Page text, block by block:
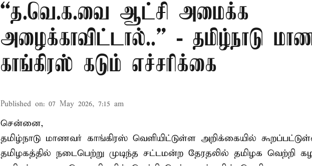
“த.வெ.க.வை ஆட்சி அமைக்க
அழைக்காவிட்டால்..” - தமிழ்நாடு
காங்கிரஸ் கடும் எச்சரிக்கை
Published on: 07 May 2026, 7:15 am
சென்னை,
தமிழ்நாடு மாணவர் காங்கிரஸ் வெளியிட்டுள்ள அறிக்கையில்
தமிழகத்தில் நடைபெற்று முடிந்த சட்டமன்ற தேரதலில் தமிழக வெற்றி